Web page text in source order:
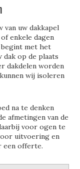
van uw dakkapel
enkele dagen
begint met het
dak op de plaats
dakdelen worden
wij isoleren
na te denken
afmetingen van de
voor ogen te
uitvoering en
een offerte.